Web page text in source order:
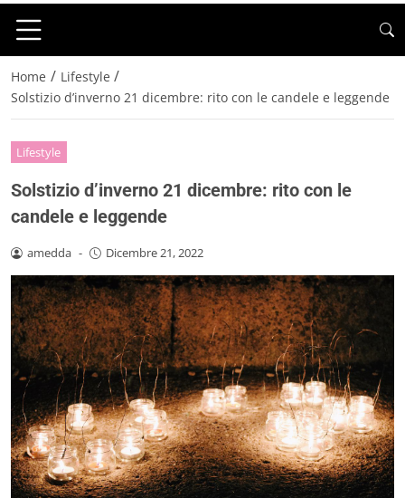
Home / Lifestyle /
Solstizio d’inverno 21 dicembre: rito con le candele e leggende
Lifestyle
Solstizio d’inverno 21 dicembre: rito con le
candele e leggende
amedda - Dicembre 21, 2022